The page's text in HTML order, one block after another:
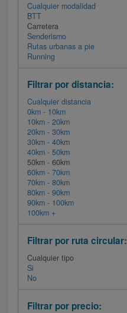
Cualquier modalidad
BTT
Carretera
Senderismo
Rutas urbanas a pie
Running
Filtrar por distancia:
Cualquier distancia
0km - 10km
10km - 20km
20km - 30km
30km - 40km
40km - 50km
50km - 60km
60km - 70km
70km - 80km
80km - 90km
90km - 100km
100km +
Filtrar por ruta circular:
Cualquier tipo
Si
No
Filtrar por precio: